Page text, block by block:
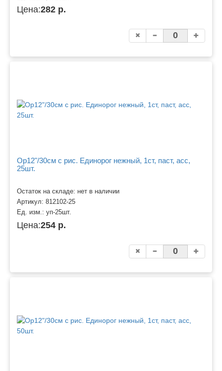
Цена:282 р.
Ор12"/30см с рис. Единорог нежный, 1ст, паст, асс,
25шт.
Остаток на складе: нет в наличии
Артикул: 812102-25
Ед. изм.: уп-25шт.
Цена:254 р.